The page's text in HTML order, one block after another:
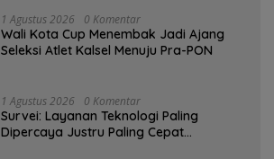
1 Agustus 2026 0 Komentar
Wali Kota Cup Menembak Jadi Ajang
Seleksi Atlet Kalsel Menuju Pra-PON
1 Agustus 2026 0 Komentar
Survei: Layanan Teknologi Paling
Dipercaya Justru Paling Cepat